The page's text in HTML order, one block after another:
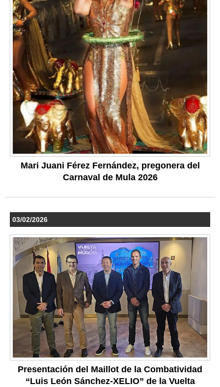
Mari Juani Férez Fernández, pregonera del
Carnaval de Mula 2026
03/02/2026
Presentación del Maillot de la Combatividad
“Luis León Sánchez-XELIO” de la Vuelta